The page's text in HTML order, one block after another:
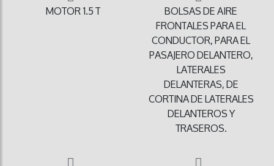
MOTOR 1.5 T BOLSAS DE AIRE
FRONTALES PARA EL
CONDUCTOR, PARA EL
PASAJERO DELANTERO,
LATERALES
DELANTERAS, DE
CORTINA DE LATERALES
DELANTEROS Y
TRASEROS.